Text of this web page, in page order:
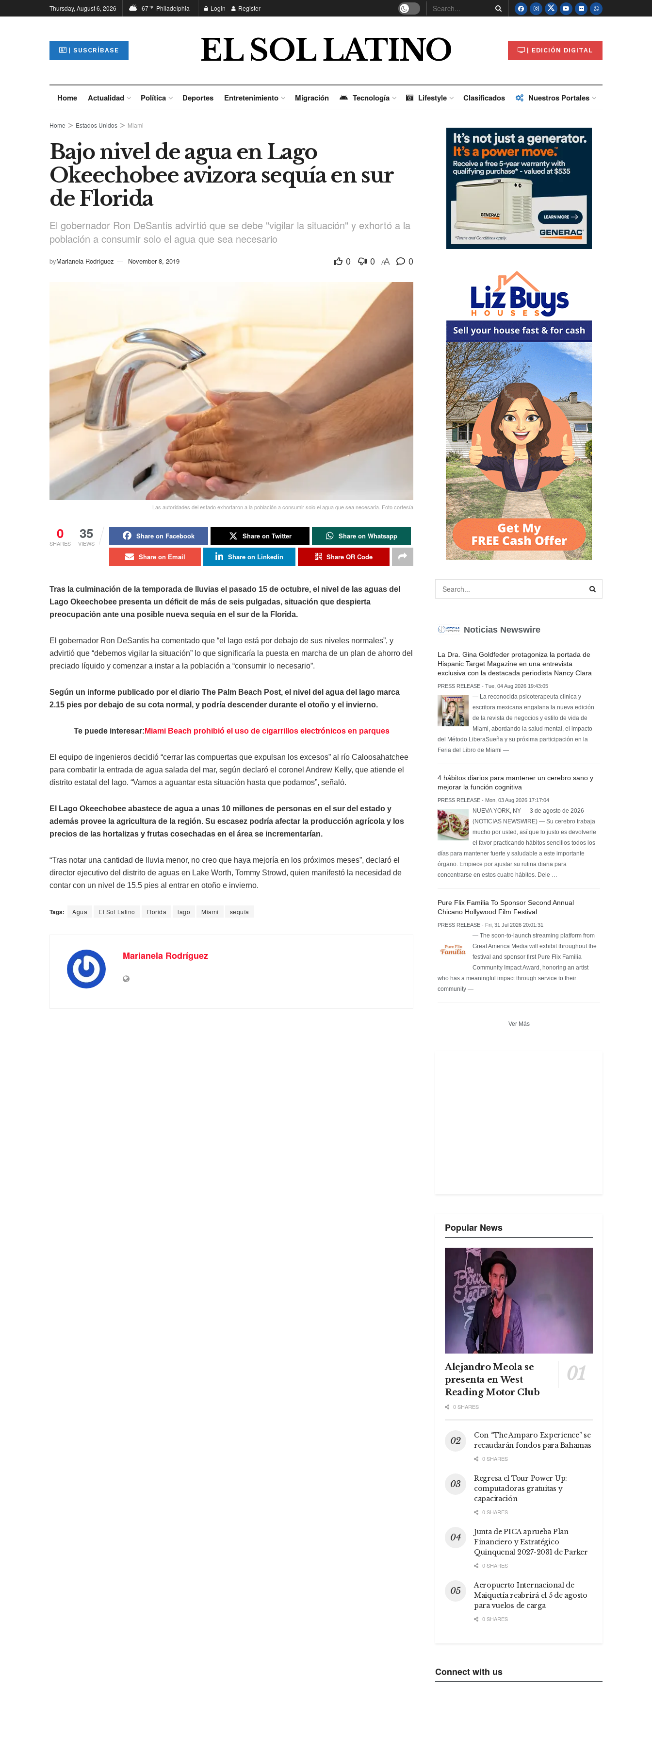
Thursday, August 6, 2026 67°F Philadelphia Login Register
| SUSCRÍBASE EL SOL LATINO | EDICIÓN DIGITAL
Home Actualidad Política Deportes Entretenimiento Migración Tecnología Lifestyle Clasificados Nuestros Portales
Home Estados Unidos Miami
Bajo nivel de agua en Lago
Okeechobee avizora sequía en sur
de Florida
El gobernador Ron DeSantis advirtió que se debe "vigilar la situación" y exhortó a la
población a consumir solo el agua que sea necesario
byMarianela Rodríguez November 8, 2019 0 0 AA 0
Las autoridades del estado exhortaron a la población a consumir solo el agua que sea necesaria. Foto cortesía
0
SHARES
35
VIEWS
Share on Facebook Share on Twitter Share on Whatsapp
Share on Email Share on Linkedin Share QR Code
Tras la culminación de la temporada de lluvias el pasado 15 de octubre, el nivel de las aguas del
Lago Okeechobee presenta un déficit de más de seis pulgadas, situación que despierta
preocupación ante una posible nueva sequía en el sur de la Florida.
El gobernador Ron DeSantis ha comentado que “el lago está por debajo de sus niveles normales”, y
advirtió que “debemos vigilar la situación” lo que significaría la puesta en marcha de un plan de ahorro del
preciado líquido y comenzar a instar a la población a “consumir lo necesario”.
Según un informe publicado por el diario The Palm Beach Post, el nivel del agua del lago marca
2.15 pies por debajo de su cota normal, y podría descender durante el otoño y el invierno.
Te puede interesar: Miami Beach prohibió el uso de cigarrillos electrónicos en parques
El equipo de ingenieros decidió “cerrar las compuertas que expulsan los excesos” al río Caloosahatchee
para combatir la entrada de agua salada del mar, según declaró el coronel Andrew Kelly, que atiende el
distrito estatal del lago. “Vamos a aguantar esta situación hasta que podamos”, señaló.
El Lago Okeechobee abastece de agua a unas 10 millones de personas en el sur del estado y
además provee la agricultura de la región. Su escasez podría afectar la producción agrícola y los
precios de las hortalizas y frutas cosechadas en el área se incrementarían.
“Tras notar una cantidad de lluvia menor, no creo que haya mejoría en los próximos meses”, declaró el
director ejecutivo del distrito de aguas en Lake Worth, Tommy Strowd, quien manifestó la necesidad de
contar con un nivel de 15.5 pies al entrar en otoño e invierno.
Tags: Agua El Sol Latino Florida lago Miami sequía
Marianela Rodríguez
Noticias Newswire
La Dra. Gina Goldfeder protagoniza la portada de
Hispanic Target Magazine en una entrevista
exclusiva con la destacada periodista Nancy Clara
PRESS RELEASE - Tue, 04 Aug 2026 19:43:05
— La reconocida psicoterapeuta clínica y
escritora mexicana engalana la nueva edición
de la revista de negocios y estilo de vida de
Miami, abordando la salud mental, el impacto
del Método LiberaSueña y su próxima participación en la
Feria del Libro de Miami —
4 hábitos diarios para mantener un cerebro sano y
mejorar la función cognitiva
PRESS RELEASE - Mon, 03 Aug 2026 17:17:04
NUEVA YORK, NY — 3 de agosto de 2026 —
(NOTICIAS NEWSWIRE) — Su cerebro trabaja
mucho por usted, así que lo justo es devolverle
el favor practicando hábitos sencillos todos los
días para mantener fuerte y saludable a este importante
órgano. Empiece por ajustar su rutina diaria para
concentrarse en estos cuatro hábitos. Dele …
Pure Flix Familia To Sponsor Second Annual
Chicano Hollywood Film Festival
PRESS RELEASE - Fri, 31 Jul 2026 20:01:31
— The soon-to-launch streaming platform from
Great America Media will exhibit throughout the
festival and sponsor first Pure Flix Familia
Community Impact Award, honoring an artist
who has a meaningful impact through service to their
community —
Ver Más
Popular News
Alejandro Meola se
presenta en West
Reading Motor Club
0 SHARES
Con “The Amparo Experience” se
recaudarán fondos para Bahamas
0 SHARES
Regresa el Tour Power Up:
computadoras gratuitas y
capacitación
0 SHARES
Junta de PICA aprueba Plan
Financiero y Estratégico
Quinquenal 2027-2031 de Parker
0 SHARES
Aeropuerto Internacional de
Maiquetía reabrirá el 5 de agosto
para vuelos de carga
0 SHARES
Connect with us